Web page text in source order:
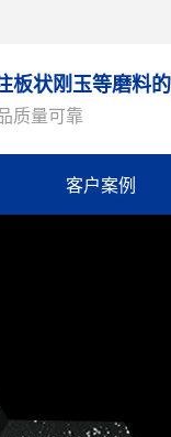
板状刚玉等磨料
质量可靠
客户案例